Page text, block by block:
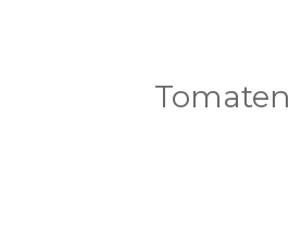
Tomaten